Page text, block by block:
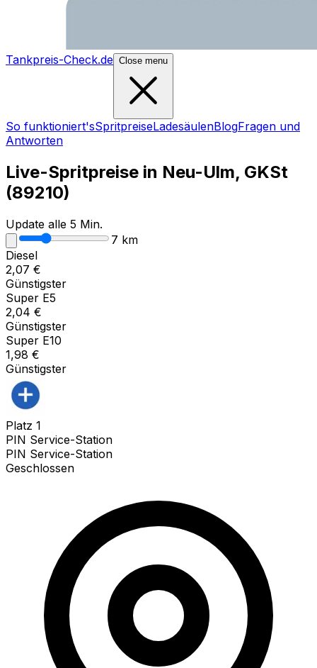
Tankpreis-Check.de Close menu
So funktioniert'sSpritpreiseLadesäulenBlogFragen und
Antworten
Live-Spritpreise in Neu-Ulm, GKSt
(89210)
Update alle 5 Min.
7 km
Diesel
2,07 €
Günstigster
Super E5
2,04 €
Günstigster
Super E10
1,98 €
Günstigster
Platz 1
PIN Service-Station
PIN Service-Station
Geschlossen